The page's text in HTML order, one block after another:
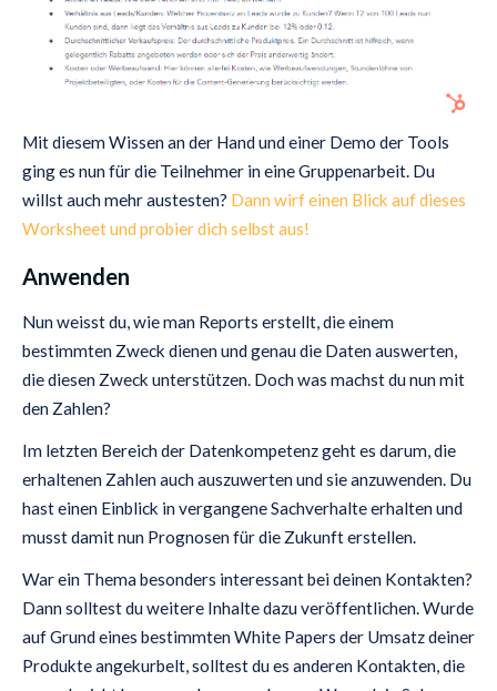
Mit diesem Wissen an der Hand und einer Demo der Tools
ging es nun für die Teilnehmer in eine Gruppenarbeit. Du
willst auch mehr austesten? Dann wirf einen Blick auf dieses
Worksheet und probier dich selbst aus!
Anwenden
Nun weisst du, wie man Reports erstellt, die einem
bestimmten Zweck dienen und genau die Daten auswerten,
die diesen Zweck unterstützen. Doch was machst du nun mit
den Zahlen?
Im letzten Bereich der Datenkompetenz geht es darum, die
erhaltenen Zahlen auch auszuwerten und sie anzuwenden. Du
hast einen Einblick in vergangene Sachverhalte erhalten und
musst damit nun Prognosen für die Zukunft erstellen.
War ein Thema besonders interessant bei deinen Kontakten?
Dann solltest du weitere Inhalte dazu veröffentlichen. Wurde
auf Grund eines bestimmten White Papers der Umsatz deiner
Produkte angekurbelt, solltest du es anderen Kontakten, die